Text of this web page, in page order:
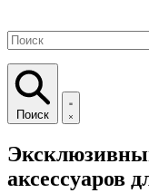
Поиск
аксессуаров